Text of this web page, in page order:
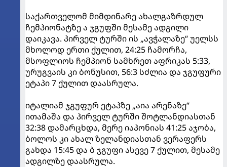
საქართველომ მიმდინარე ახალგაზრდულ
ჩემპიონატზე ა ჯგუფში მესამე ადგილი
დაიკავა. პირველ ტურში ის „ავჭალაზე“ უელსს
მხოლოდ ერთი ქულით, 24:25 ჩამორჩა,
მსოფლიოს ჩემპიონ სამხრეთ აფრიკას 5:33,
ურუგვაის კი ბონუსით, 56:3 სძლია და ჯგუფური
ეტაპი 7 ქულით დაასრულა.
იტალიამ ჯგუფურ ეტაპზე „აია არენაზე“
ითამაშა და პირველ ტურში შოტლანდიასთან
32:38 დამარცხდა, მერე იაპონიას 41:25 აჯობა,
ბოლოს კი ახალ ზელანდიასთან ვერაფერს
გახდა 15:45 და ბ ჯგუფი ასევე 7 ქულით, მესამე
ადგილზე დაასრულა.